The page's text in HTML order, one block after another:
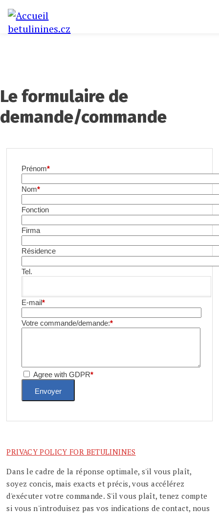
Aller
contenu
Menu
uživatelského
Se connecter
betulinines.cz
Le formulaire de
demande/commande
Prénom
Nom
Fonction
Firma
Résidence
Tel.
E-mail
Votre commande/demande:
Agree with GDPR
PRIVACY POLICY FOR BETULININES
Dans le cadre de la réponse optimale, s'il vous plaît,
soyez concis, mais exacts et précis, vous accélérez
d'exécuter votre commande. S'il vous plaît, tenez compte
si vous n'introduisez pas vos indications de contact, nous